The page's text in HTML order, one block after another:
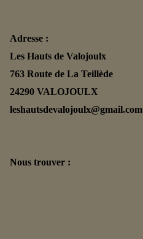
Adresse :
Les Hauts de Valojoulx
763 Route de La Teillède
24290 VALOJOULX
leshautsdevalojoulx@gmail.com
Nous trouver :